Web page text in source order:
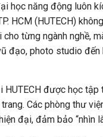
học năng động luôn
HCM (HUTECH)
từng ngành nghề,
đạo, photo studio
HUTECH được học
Các phòng thư
đại, đảm bảo “nhìn